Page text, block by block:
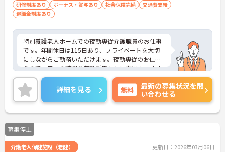
研修制度あり
ボーナス・賞与あり 社会保険完備
交通費支給
退職金制度あり
特別養護老人ホームでの夜勤専従介護職員のお仕事
です。年間休日は115日あり、プライベートを大切
にしながらご勤務いただけます。夜勤専従のお仕事
なので、日中の時間を有効活用したい方にもおすす
めです。ご興味のある方には、面接対策ポイントな
どさらに詳細をお話いたしますので、お気軽にご相
談ください。
詳細を見る 無料
最新の募集状況を問
い合わせる
募集停止
介護老人保健施設（老健） 更新日：2026年03月06日